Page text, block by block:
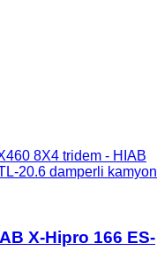
8X4 tridem - HIAB
20.6 damperli kamyon
X-Hipro 166 ES-